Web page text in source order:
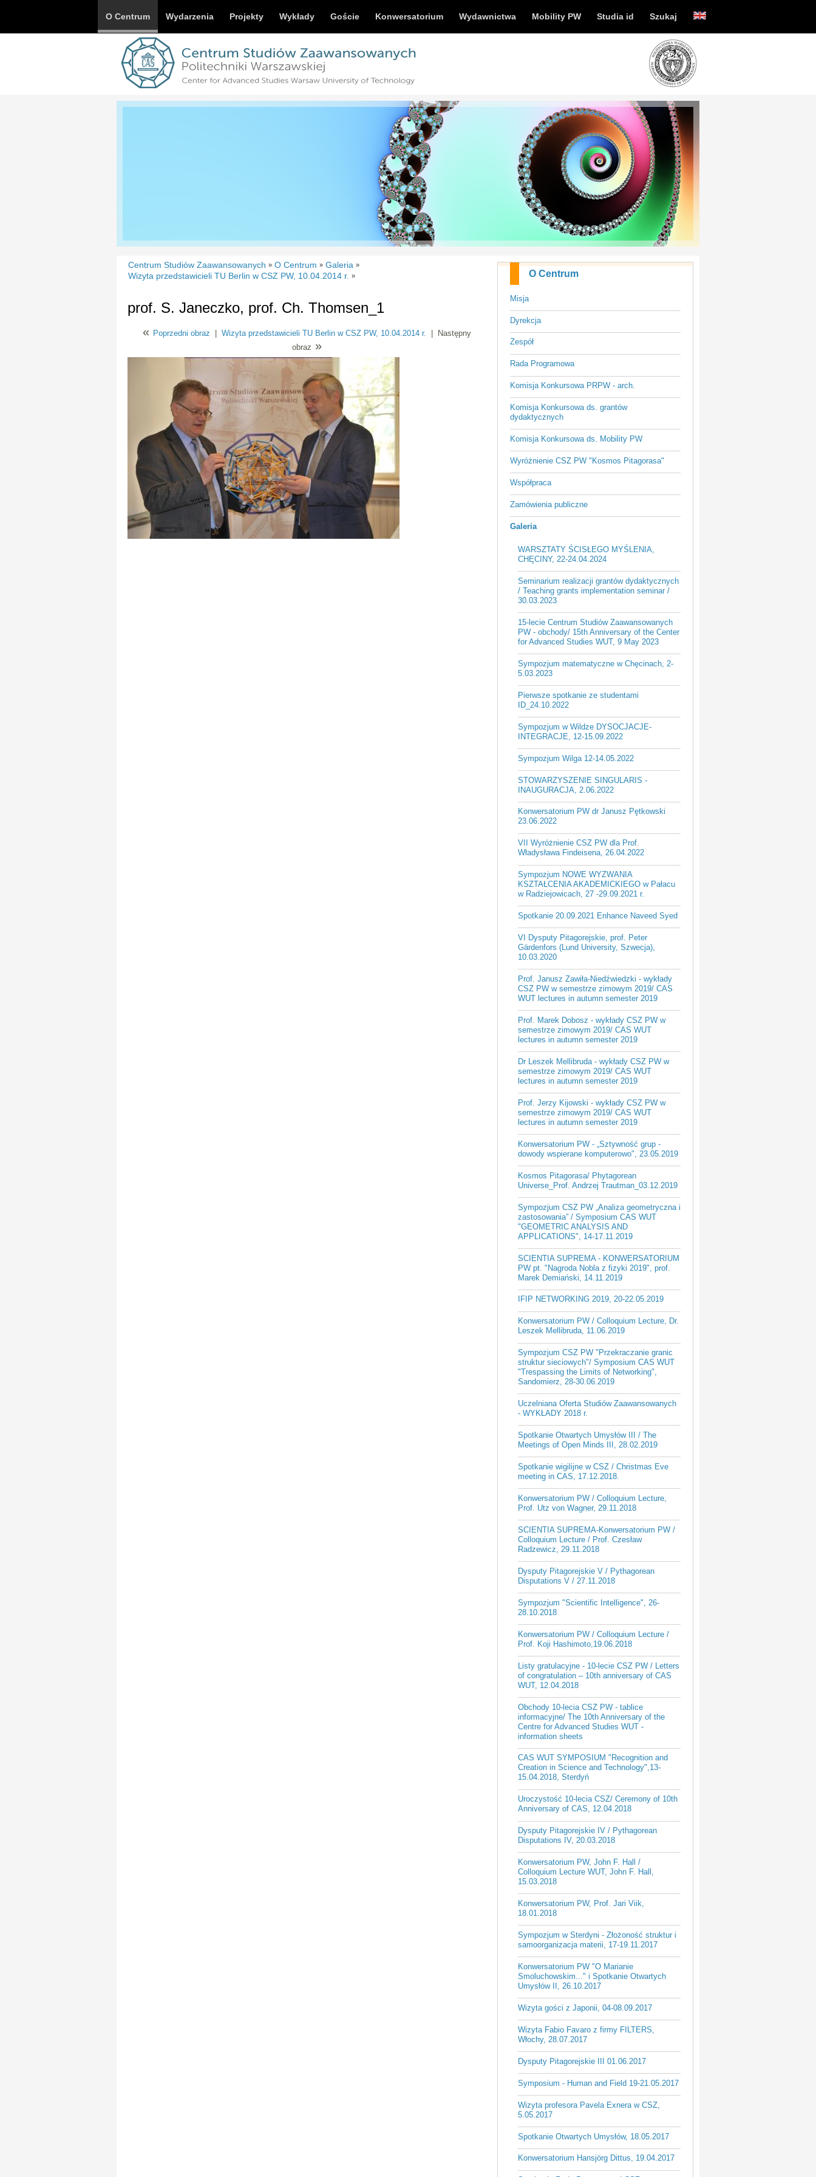
O Centrum Wydarzenia Projekty Wykłady Goście Konwersatorium Wydawnictwa Mobility PW Studia id Szukaj
O Centrum
Misja
Dyrekcja
Zespół
Rada Programowa
Komisja Konkursowa PRPW - arch.
Komisja Konkursowa ds. grantów
dydaktycznych
Komisja Konkursowa ds. Mobility PW
Wyróżnienie CSZ PW "Kosmos Pitagorasa"
Współpraca
Zamówienia publiczne
Galeria
WARSZTATY ŚCISŁEGO MYŚLENIA,
CHĘCINY, 22-24.04.2024
Seminarium realizacji grantów dydaktycznych
/ Teaching grants implementation seminar /
30.03.2023
15-lecie Centrum Studiów Zaawansowanych
PW - obchody/ 15th Anniversary of the Center
for Advanced Studies WUT, 9 May 2023
Sympozjum matematyczne w Chęcinach, 2-
5.03.2023
Pierwsze spotkanie ze studentami
ID_24.10.2022
Sympozjum w Wildze DYSOCJACJE-
INTEGRACJE, 12-15.09.2022
Sympozjum Wilga 12-14.05.2022
STOWARZYSZENIE SINGULARIS -
INAUGURACJA, 2.06.2022
Konwersatorium PW dr Janusz Pętkowski
23.06.2022
VII Wyróżnienie CSZ PW dla Prof.
Władysława Findeisena, 26.04.2022
Sympozjum NOWE WYZWANIA
KSZTAŁCENIA AKADEMICKIEGO w Pałacu
w Radziejowicach, 27 -29.09.2021 r.
Spotkanie 20.09.2021 Enhance Naveed Syed
VI Dysputy Pitagorejskie, prof. Peter
Gärdenfors (Lund University, Szwecja),
10.03.2020
Prof. Janusz Zawiła-Niedźwiedzki - wykłady
CSZ PW w semestrze zimowym 2019/ CAS
WUT lectures in autumn semester 2019
Prof. Marek Dobosz - wykłady CSZ PW w
semestrze zimowym 2019/ CAS WUT
lectures in autumn semester 2019
Dr Leszek Mellibruda - wykłady CSZ PW w
semestrze zimowym 2019/ CAS WUT
lectures in autumn semester 2019
Prof. Jerzy Kijowski - wykłady CSZ PW w
semestrze zimowym 2019/ CAS WUT
lectures in autumn semester 2019
Konwersatorium PW - „Sztywność grup -
dowody wspierane komputerowo", 23.05.2019
Kosmos Pitagorasa/ Phytagorean
Universe_Prof. Andrzej Trautman_03.12.2019
Sympozjum CSZ PW „Analiza geometryczna i
zastosowania” / Symposium CAS WUT
"GEOMETRIC ANALYSIS AND
APPLICATIONS", 14-17.11.2019
SCIENTIA SUPREMA - KONWERSATORIUM
PW pt. "Nagroda Nobla z fizyki 2019", prof.
Marek Demiański, 14.11.2019
IFIP NETWORKING 2019, 20-22.05.2019
Konwersatorium PW / Colloquium Lecture, Dr.
Leszek Mellibruda, 11.06.2019
Sympozjum CSZ PW "Przekraczanie granic
struktur sieciowych"/ Symposium CAS WUT
"Trespassing the Limits of Networking",
Sandomierz, 28-30.06.2019
Uczelniana Oferta Studiów Zaawansowanych
- WYKŁADY 2018 r.
Spotkanie Otwartych Umysłów III / The
Meetings of Open Minds III, 28.02.2019
Spotkanie wigilijne w CSZ / Christmas Eve
meeting in CAS, 17.12.2018.
Konwersatorium PW / Colloquium Lecture,
Prof. Utz von Wagner, 29.11.2018
SCIENTIA SUPREMA-Konwersatorium PW /
Colloquium Lecture / Prof. Czesław
Radzewicz, 29.11.2018
Dysputy Pitagorejskie V / Pythagorean
Disputations V / 27.11.2018
Sympozjum "Scientific Intelligence", 26-
28.10.2018
Konwersatorium PW / Colloquium Lecture /
Prof. Koji Hashimoto,19.06.2018
Listy gratulacyjne - 10-lecie CSZ PW / Letters
of congratulation – 10th anniversary of CAS
WUT, 12.04.2018
Obchody 10-lecia CSZ PW - tablice
informacyjne/ The 10th Anniversary of the
Centre for Advanced Studies WUT -
information sheets
CAS WUT SYMPOSIUM "Recognition and
Creation in Science and Technology",13-
15.04.2018, Sterdyń
Uroczystość 10-lecia CSZ/ Ceremony of 10th
Anniversary of CAS, 12.04.2018
Dysputy Pitagorejskie IV / Pythagorean
Disputations IV, 20.03.2018
Konwersatorium PW, John F. Hall /
Colloquium Lecture WUT, John F. Hall,
15.03.2018
Konwersatorium PW, Prof. Jari Viik,
18.01.2018
Sympozjum w Sterdyni - Złożoność struktur i
samoorganizacja materii, 17-19.11.2017
Konwersatorium PW "O Marianie
Smoluchowskim..." i Spotkanie Otwartych
Umysłów II, 26.10.2017
Wizyta gości z Japonii, 04-08.09.2017
Wizyta Fabio Favaro z firmy FILTERS,
Włochy, 28.07.2017
Dysputy Pitagorejskie III 01.06.2017
Symposium - Human and Field 19-21.05.2017
Wizyta profesora Pavela Exnera w CSZ,
5.05.2017
Spotkanie Otwartych Umysłów, 18.05.2017
Konwersatorium Hansjörg Dittus, 19.04.2017
Centrum Studiów Zaawansowanych » O Centrum » Galeria »
Wizyta przedstawicieli TU Berlin w CSZ PW, 10.04.2014 r. »
prof. S. Janeczko, prof. Ch. Thomsen_1
« Poprzedni obraz Wizyta przedstawicieli TU Berlin w CSZ PW, 10.04.2014 r.
Następny
obraz »